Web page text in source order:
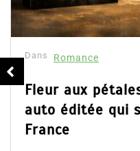
résumé et
Partager,
d’Emily
ainsi que l’accès
Lire la suite